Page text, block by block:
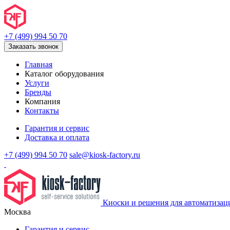
+7 (499) 994 50 70
Заказать звонок
Главная
Каталог оборудования
Услуги
Бренды
Компания
Контакты
Гарантия и сервис
Доставка и оплата
+7 (499) 994 50 70 sale@kiosk-factory.ru
Киоски и решения для
Москва